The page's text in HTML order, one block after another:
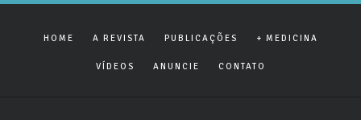
HOME A REVISTA PUBLICAÇÕES + MEDICINA
VÍDEOS ANUNCIE CONTATO